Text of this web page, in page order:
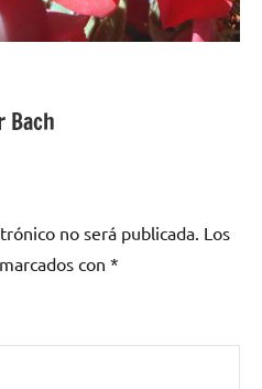
Bach
no será publicada. Los
con *